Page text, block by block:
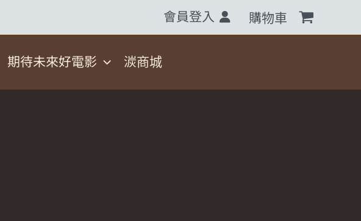
會員登入 購物車
期待未來好電影 湠商城